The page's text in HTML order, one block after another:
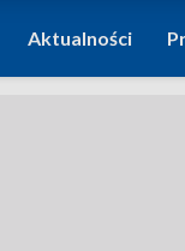
Aktualności